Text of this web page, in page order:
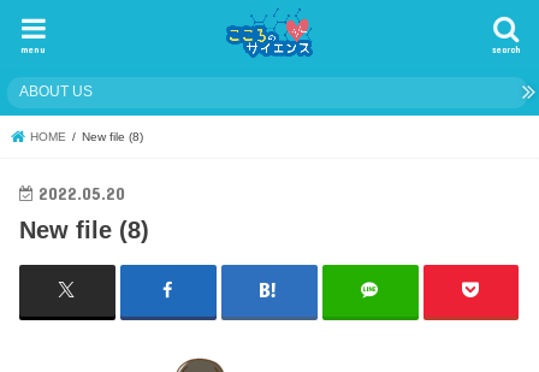
search
menu
ABOUT US
HOME New file (8)
2022.05.20
New file (8)